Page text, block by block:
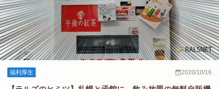
福利厚生 2020/10/16